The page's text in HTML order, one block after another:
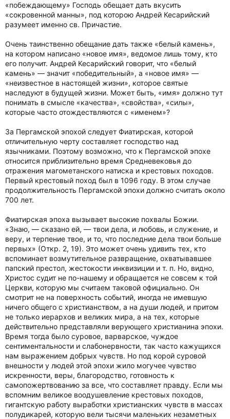
«побеждающему» Господь обещает дать вкусить
«сокровенной манны», под которою Андрей Кесарийский
разумеет именно св. Причастие.
Очень таинственно обещание дать также «белый камень»,
на котором написано «новое имя», ведомое лишь тому, кто
его получит. Андрей Кесарийский говорит, что «белый
камень» — значит «победительный», а «новое имя» —
«неизвестное в настоящей жизни», которое святые
наследуют в будущей жизни. Может быть, «имя» должно тут
понимать в смысле «качества», «свойства», «силы»,
которые часто отождествляются с «именем»?
За Пергамской эпохой следует Фиатирская, которой
отличительную черту составляет господство над
язычниками. Поэтому возможно, что к Пергамской эпохе
относится приблизительно время Средневековья до
отражения магометанского натиска и крестовых походов.
Первый крестовый поход был в 1096 году. В этом случае
продолжительность Пергамской эпохи должно считать около
700 лет.
Фиатирская эпоха вызывает высокие похвалы Божии.
«Знаю, — сказано ей, — твои дела, и любовь, и служение, и
веру, и терпение твое, и то, что последние дела твои больше
первых» (Откр. 2, 19). Это может очень удивить тех, кто
вспоминает возмутительное развращение, охватывавшее
папский престол, жестокости инквизиции и т. п. Но, видно,
Христос судит не по-нашему и обращается не совсем к той
Церкви, которую мы считаем таковой официально. Он
смотрит не на поверхность событий, иногда не имевшую
ничего общего с христианством, а на души людей, и притом
не только иерархов и великих мира, а на тех, которые
действительно представляли верующего христианина эпохи.
Время тогда было суровое, варварское, чуждое
сентиментальности и слабонервности, так часто кажущихся
нам выражением добрых чувств. Но под корой суровой
внешности у людей этой эпохи жило могучее чувство
искренности, веры, благородство, готовность к
самопожертвованию за все, что составляет правду. Если мы
вспомним великое воодушевление крестовых походов,
гигантскую работу выработки христианских чувств в массах
полудикарей, которую вели тысячи маленьких незаметных